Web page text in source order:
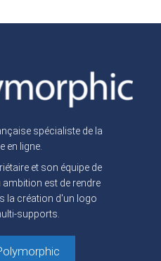
spécialiste de la
en ligne.
et son équipe de
est de rendre
la création d'un logo
supports.